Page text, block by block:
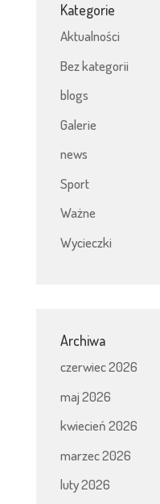
Kategorie
Aktualności
Bez kategorii
blogs
Galerie
news
Sport
Ważne
Wycieczki
Archiwa
czerwiec 2026
maj 2026
kwiecień 2026
marzec 2026
luty 2026